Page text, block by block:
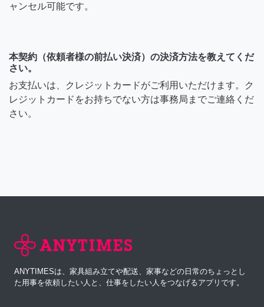
ャンセル可能です。
本契約（依頼者様の前払い決済）の決済方法を教えてくだ
さい。
お支払いは、クレジットカードがご利用いただけます。ク
レジットカードをお持ちでない方は事務局までご連絡くだ
さい。
ANYTIMESは、家具組み立てや配送、家事などの日常のちょっとし
た用事を依頼したい人と、仕事をしたい人をつなげるアプリです。